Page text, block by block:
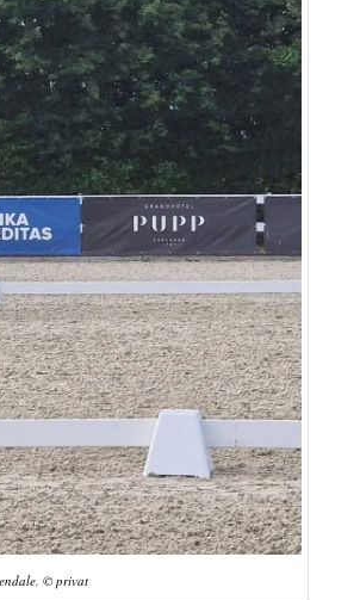
© privat